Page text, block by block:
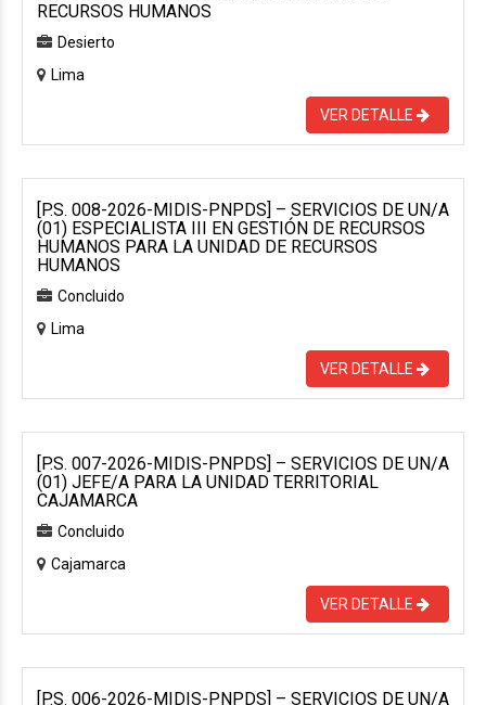
RECURSOS HUMANOS
Desierto
Lima
VER DETALLE
[P.S. 008-2026-MIDIS-PNPDS] – SERVICIOS DE UN/A
(01) ESPECIALISTA III EN GESTIÓN DE RECURSOS
HUMANOS PARA LA UNIDAD DE RECURSOS
HUMANOS
Concluido
Lima
VER DETALLE
[P.S. 007-2026-MIDIS-PNPDS] – SERVICIOS DE UN/A
(01) JEFE/A PARA LA UNIDAD TERRITORIAL
CAJAMARCA
Concluido
Cajamarca
VER DETALLE
[P.S. 006-2026-MIDIS-PNPDS] – SERVICIOS DE UN/A